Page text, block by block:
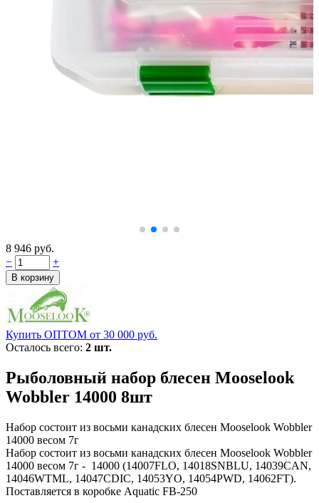
8 946 руб.
−
+
Купить ОПТОМ от 30 000 руб.
Осталось всего: 2 шт.
Рыболовный набор блесен Mooselook
Wobbler 14000 8шт
Набор состоит из восьми канадских блесен Mooselook Wobbler
14000 весом 7г
Набор состоит из восьми канадских блесен Mooselook Wobbler
14000 весом 7г - 14000 (14007FLO, 14018SNBLU, 14039CAN,
14046WTML, 14047CDIC, 14053YO, 14054PWD, 14062FT).
Поставляется в коробке Aquatic FB-250